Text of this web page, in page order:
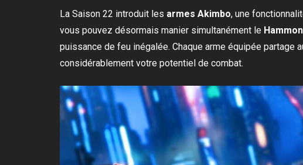
La Saison 22 introduit les armes Akimbo, une
vous pouvez désormais manier simultanément le
puissance de feu inégalée. Chaque arme équipée
considérablement votre potentiel de combat.